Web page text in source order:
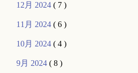
12月 2024( 7 )
11月 2024( 6 )
10月 2024( 4 )
9月 2024( 8 )